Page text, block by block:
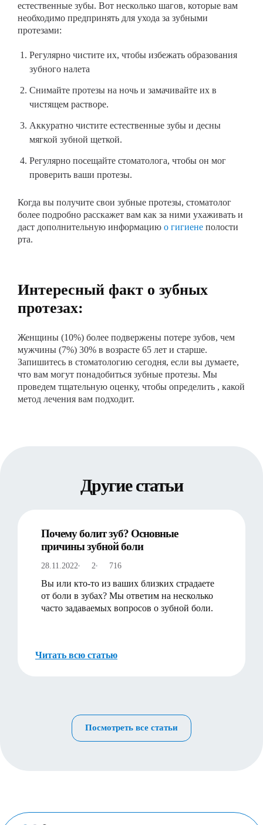
естественные зубы. Вот несколько шагов, которые вам
необходимо предпринять для ухода за зубными
протезами:
Регулярно чистите их, чтобы избежать образования
зубного налета
Снимайте протезы на ночь и замачивайте их в
чистящем растворе.
Аккуратно чистите естественные зубы и десны
мягкой зубной щеткой.
Регулярно посещайте стоматолога, чтобы он мог
проверить ваши протезы.
Когда вы получите свои зубные протезы, стоматолог
более подробно расскажет вам как за ними ухаживать и
даст дополнительную информацию о гигиене полости
рта.
Интересный факт о зубных
протезах:
Женщины (10%) более подвержены потере зубов, чем
мужчины (7%) 30% в возрасте 65 лет и старше.
Запишитесь в стоматологию сегодня, если вы думаете,
что вам могут понадобиться зубные протезы. Мы
проведем тщательную оценку, чтобы определить , какой
метод лечения вам подходит.
Другие статьи
Почему болит зуб? Основные
причины зубной боли
28.11.2022 2 716
Вы или кто-то из ваших близких страдаете
от боли в зубах? Мы ответим на несколько
часто задаваемых вопросов о зубной боли.
Читать всю статью
Посмотреть все статьи